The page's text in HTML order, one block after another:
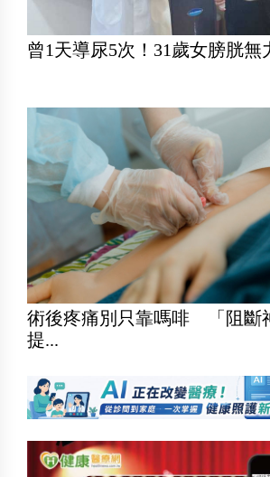
曾1天導尿5次！31歲女膀胱
術後疼痛別只靠嗎啡 「阻斷
提...